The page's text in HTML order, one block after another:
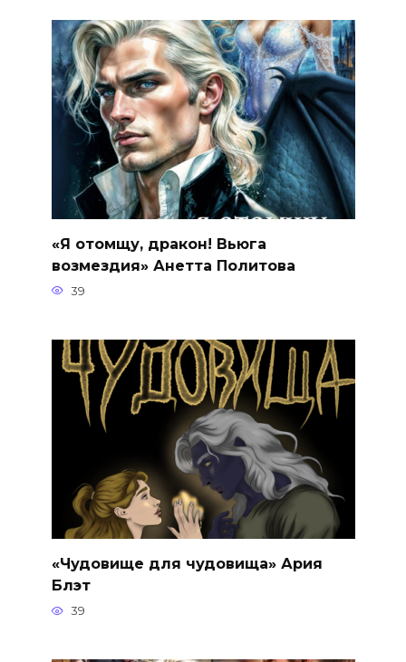
«Я отомщу, дракон! Вьюга
возмездия» Анетта Политова
39
«Чудовище для чудовища» Ария
Блэт
39